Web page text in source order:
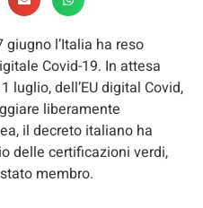
l’Italia ha reso
Covid-19. In attesa
luglio, dell’EU digital Covid,
liberamente
il decreto italiano ha
delle certificazioni verdi,
membro.